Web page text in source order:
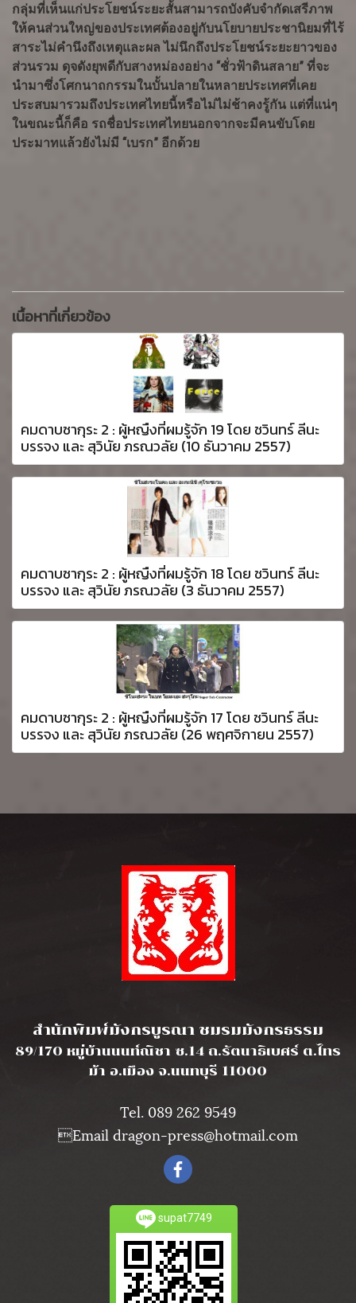
กลุ่มที่เห็นแก่ประโยชน์ระยะสั้นสามารถบังคับจำกัดเสรีภาพ
ให้คนส่วนใหญ่ของประเทศต้องอยู่กับนโยบายประชานิยมที่ไร้
สาระไม่คำนึงถึงเหตุและผล ไม่นึกถึงประโยชน์ระยะยาวของ
ส่วนรวม ดุจดังยุพดีกับสางหม่องอย่าง “ชั่วฟ้าดินสลาย” ที่จะ
นำมาซึ่งโศกนาถกรรมในบั้นปลายในหลายประเทศที่เคย
ประสบมารวมถึงประเทศไทยนี้หรือไม่ไม่ช้าคงรู้กัน แต่ที่แน่ๆ
ในขณะนี้ก็คือ รถชื่อประเทศไทยนอกจากจะมีคนขับโดย
ประมาทแล้วยังไม่มี “เบรก” อีกด้วย
เนื้อหาที่เกี่ยวข้อง
คมดาบซากุระ 2 : ผู้หญืงที่ผมรู้จัก 19 โดย ชวินทร์ ลีนะ
บรรจง และ สุวินัย ภรณวลัย (10 ธันวาคม 2557)
คมดาบซากุระ 2 : ผู้หญืงที่ผมรู้จัก 18 โดย ชวินทร์ ลีนะ
บรรจง และ สุวินัย ภรณวลัย (3 ธันวาคม 2557)
คมดาบซากุระ 2 : ผู้หญืงที่ผมรู้จัก 17 โดย ชวินทร์ ลีนะ
บรรจง และ สุวินัย ภรณวลัย (26 พฤศจิกายน 2557)
สำนักพิมพ์มังกรบูรณา ชมรมมังกรธรรม
89/170 หมู่บ้านนนท์ณิชา ซ.14 ถ.รัตนาธิเบศร์ ต.ไทร
ม้า อ.เมือง จ.นนทบุรี 11000
Tel. 089 262 9549
Email dragon-press@hotmail.com
supat7749